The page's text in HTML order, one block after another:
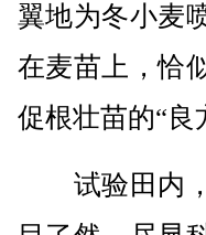
翼地为冬小麦
在麦苗上，恰
促根壮苗的“良
试验田内，